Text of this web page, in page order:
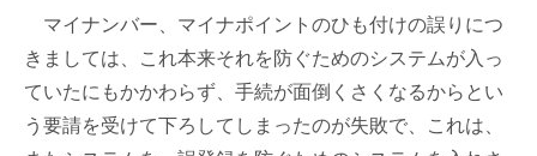
マイナンバー、マイナポイントのひも付けの誤りにつ
きましては、これ本来それを防ぐためのシステムが入っ
ていたにもかかわらず、手続が面倒くさくなるからとい
う要請を受けて下ろしてしまったのが失敗で、これは、